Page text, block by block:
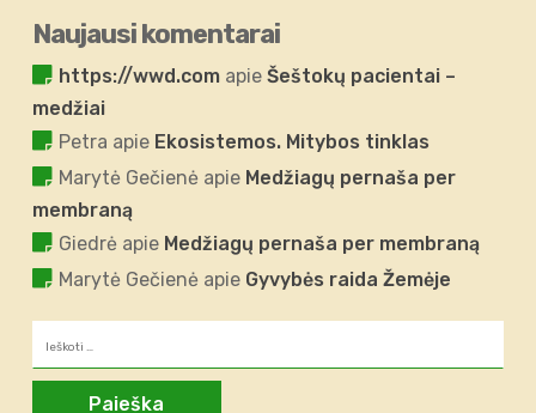
Naujausi komentarai
https://wwd.com apieŠeštokų pacientai –
medžiai
Petra apie Ekosistemos. Mitybos tinklas
Marytė Gečienė apie Medžiagų pernaša per
membraną
Giedrė apie Medžiagų pernaša per membraną
Marytė Gečienė apie Gyvybės raida Žemėje